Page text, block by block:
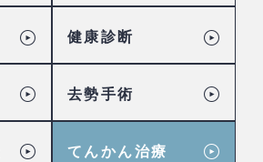
健康診断
去勢手術
てんかん治療